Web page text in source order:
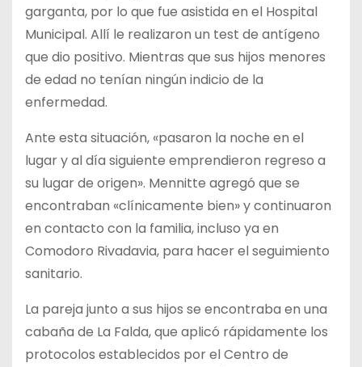
garganta, por lo que fue asistida en el Hospital
Municipal. Allí le realizaron un test de antígeno
que dio positivo. Mientras que sus hijos menores
de edad no tenían ningún indicio de la
enfermedad.
Ante esta situación, «pasaron la noche en el
lugar y al día siguiente emprendieron regreso a
su lugar de origen». Mennitte agregó que se
encontraban «clínicamente bien» y continuaron
en contacto con la familia, incluso ya en
Comodoro Rivadavia, para hacer el seguimiento
sanitario.
La pareja junto a sus hijos se encontraba en una
cabaña de La Falda, que aplicó rápidamente los
protocolos establecidos por el Centro de